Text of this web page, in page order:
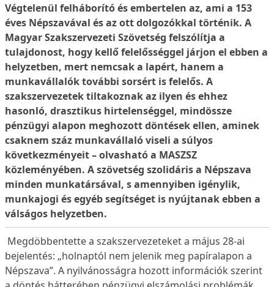
Végtelenül felháborító és embertelen az, ami a 153
éves Népszavával és az ott dolgozókkal történik. A
Magyar Szakszervezeti Szövetség felszólítja a
tulajdonost, hogy kellő felelősséggel járjon el ebben a
helyzetben, mert nemcsak a lapért, hanem a
munkavállalók további sorsért is felelős. A
szakszervezetek tiltakoznak az ilyen és ehhez
hasonló, drasztikus hirtelenséggel, mindössze
pénzügyi alapon meghozott döntések ellen, aminek
csaknem száz munkavállaló viseli a súlyos
következményeit – olvasható a MASZSZ
közleményében. A szövetség szolidáris a Népszava
minden munkatársával, s amennyiben igénylik,
munkajogi és egyéb segítséget is nyújtanak ebben a
válságos helyzetben.
Megdöbbentette a szakszervezeteket a május 28-ai
bejelentés: „holnaptól nem jelenik meg papíralapon a
Népszava”. A nyilvánosságra hozott információk szerint